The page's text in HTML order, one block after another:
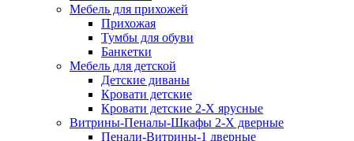
Мебель для прихожей
Прихожая
Тумбы для обуви
Банкетки
Мебель для детской
Детские диваны
Кровати детские
Кровати детские 2-Х ярусные
Витрины-Пеналы-Шкафы 2-Х дверные
Пенали-Витрины-1 дверные